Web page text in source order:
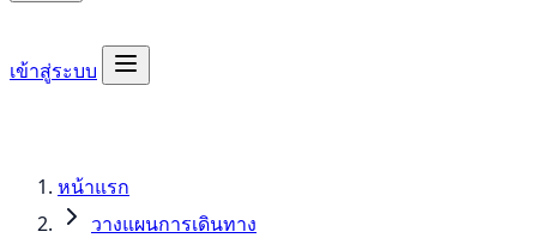
เข้าสู่ระบบ
หน้าแรก
วางแผนการเดินทาง